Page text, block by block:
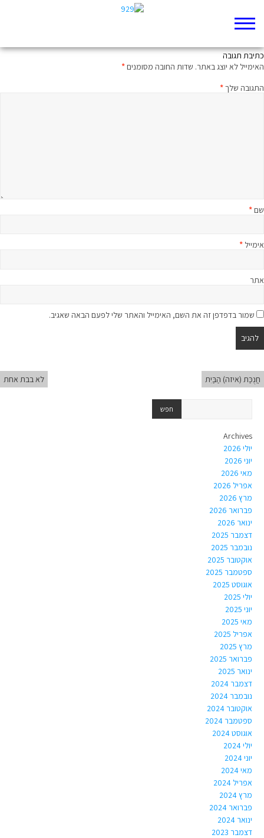
כתיבת תגובה
האימייל לא יוצג באתר. שדות החובה מסומנים*
התגובה שלך*
שם*
אימייל *
אתר
שמור בדפדפן זה את השם, האימייל והאתר שלי לפעם הבאה שאגיב.
חֲנֻכַּת (איזה) הַבַּיִת לא בבת אחת
Archives
יולי 2026
יוני 2026
מאי 2026
אפריל 2026
מרץ 2026
פברואר 2026
ינואר 2026
דצמבר 2025
נובמבר 2025
אוקטובר 2025
ספטמבר 2025
אוגוסט 2025
יולי 2025
יוני 2025
מאי 2025
אפריל 2025
מרץ 2025
פברואר 2025
ינואר 2025
דצמבר 2024
נובמבר 2024
אוקטובר 2024
ספטמבר 2024
אוגוסט 2024
יולי 2024
יוני 2024
מאי 2024
אפריל 2024
מרץ 2024
פברואר 2024
ינואר 2024
דצמבר 2023